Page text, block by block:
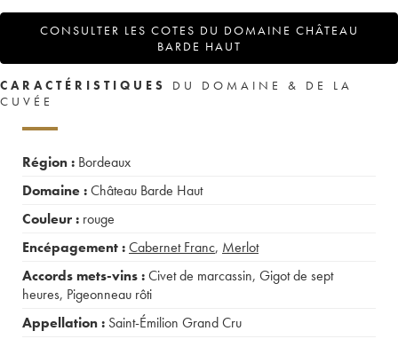
CONSULTER LES COTES DU DOMAINE CHÂTEAU
BARDE HAUT
CARACTÉRISTIQUES
DU DOMAINE & DE LA
CUVÉE
Région : Bordeaux
Domaine :Château Barde Haut
Couleur : rouge
Encépagement :Cabernet Franc, Merlot
Accords mets-vins :Civet de marcassin, Gigot de sept
heures, Pigeonneau rôti
Appellation : Saint-Émilion Grand Cru